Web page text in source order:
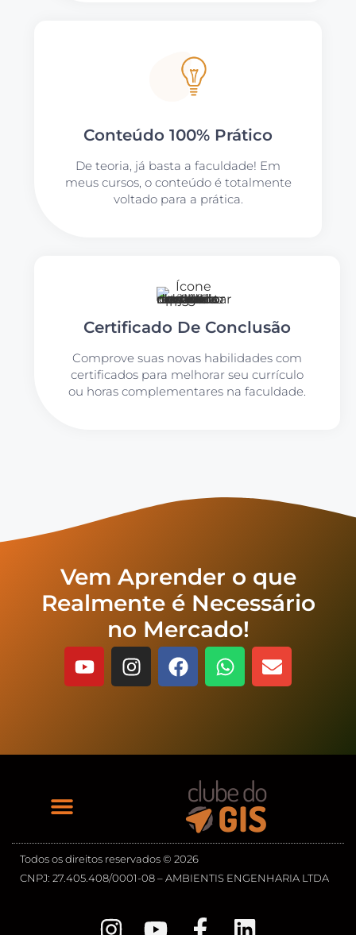
Conteúdo 100% Prático
De teoria, já basta a faculdade! Em
meus cursos, o conteúdo é totalmente
voltado para a prática.
Certificado De Conclusão
Comprove suas novas habilidades com
certificados para melhorar seu currículo
ou horas complementares na faculdade.
Vem Aprender o que
Realmente é Necessário
no Mercado!
Todos os direitos reservados © 2026
CNPJ: 27.405.408/0001-08 – AMBIENTIS ENGENHARIA LTDA